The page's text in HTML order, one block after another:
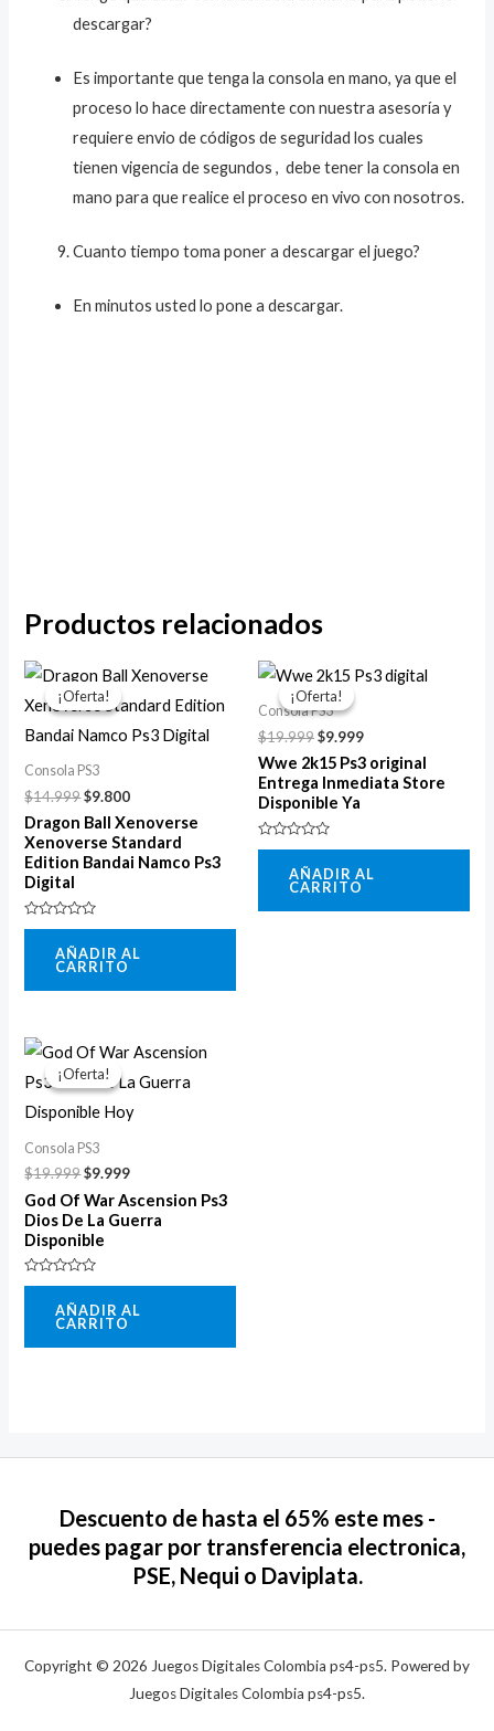
descargar?
Es importante que tenga la consola en mano, ya que el
proceso lo hace directamente con nuestra asesoría y
requiere envio de códigos de seguridad los cuales
tienen vigencia de segundos , debe tener la consola en
mano para que realice el proceso en vivo con nosotros.
Cuanto tiempo toma poner a descargar el juego?
En minutos usted lo pone a descargar.
Productos relacionados
¡Oferta!
¡Oferta!
Consola PS3
$14.999
precio
original
$14.999.
$9.800
El
precio
actual
$9.800.
Dragon Ball Xenoverse
Xenoverse Standard
Edition Bandai Namco Ps3
Digital
Valorado
AÑADIR AL
CARRITO
¡Oferta!
¡Oferta!
Consola PS3
$19.999
El
precio
original
$19.999.
$9.999
El
precio
Wwe 2k15 Ps3 original
Entrega Inmediata Store
Disponible Ya
Valorado
AÑADIR AL
CARRITO
¡Oferta!
¡Oferta!
Consola PS3
$19.999
El
precio
original
era:
$19.999.
$9.999
El
precio
actual
$9.999.
God Of War Ascension Ps3
Dios De La Guerra
Disponible
Valorado
AÑADIR AL
CARRITO
Descuento de hasta el 65% este mes -
puedes pagar por transferencia electronica,
PSE, Nequi o Daviplata.
Copyright © 2026 Juegos Digitales Colombia ps4-ps5. Powered by
Juegos Digitales Colombia ps4-ps5.